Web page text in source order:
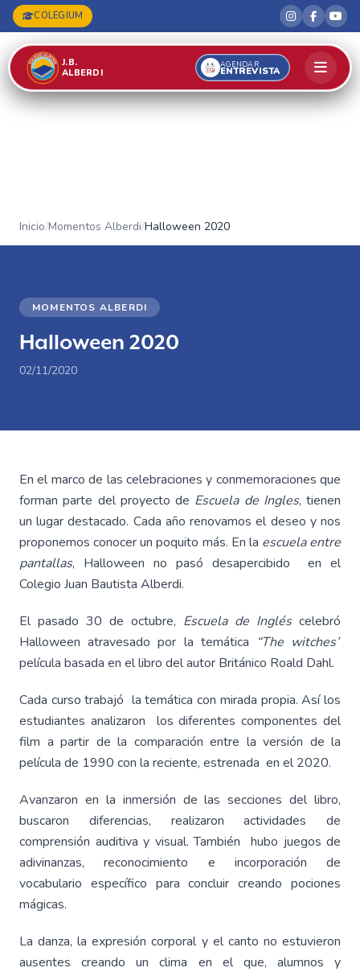
COLEGIUM
J.B.
ALBERDI
AGENDAR
ENTREVISTA
Inicio/Momentos Alberdi/Halloween 2020
MOMENTOS ALBERDI
Halloween 2020
02/11/2020
En el marco de las celebraciones y conmemoraciones que
forman parte del proyecto de Escuela de Ingles, tienen
un lugar destacado. Cada año renovamos el deseo y nos
proponemos conocer un poquito más. En la escuela entre
pantallas, Halloween no pasó desapercibido en el
Colegio Juan Bautista Alberdi.
El pasado 30 de octubre, Escuela de Ingléscelebró
Halloween atravesado por la temática “The witches”
película basada en el libro del autor Británico Roald Dahl.
Cada curso trabajó la temática con mirada propia. Así los
estudiantes analizaron los diferentes componentes del
film a partir de la comparación entre la versión de la
película de 1990 con la reciente, estrenada en el 2020.
Avanzaron en la inmersión de las secciones del libro,
buscaron diferencias, realizaron actividades de
comprensión auditiva y visual. También hubo juegos de
adivinanzas, reconocimiento e incorporación de
vocabulario específico para concluir creando pociones
mágicas.
La danza, la expresión corporal y el canto no estuvieron
ausentes creando un clima en el que, alumnos y